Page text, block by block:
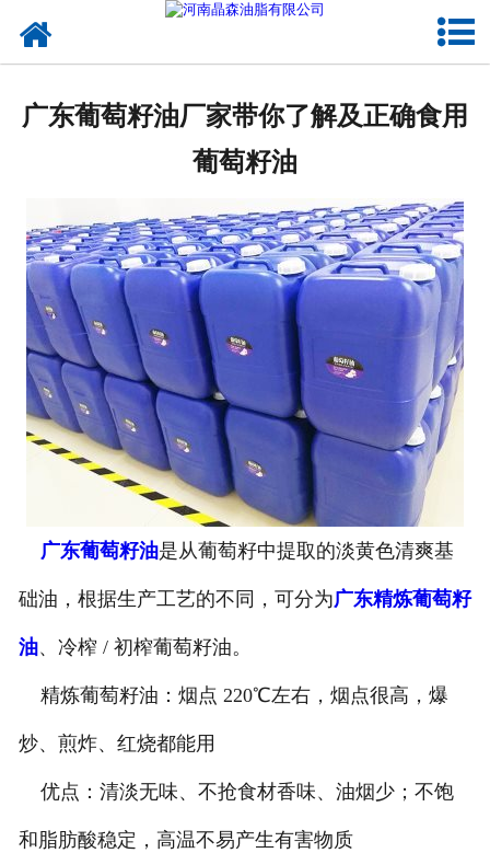
产品中心
新闻资讯
走进晶森
公司官网
广东葡萄籽油厂家带你了解及正确食用
葡萄籽油
广东葡萄籽油是从葡萄籽中提取的淡黄色清爽基
础油，根据生产工艺的不同，可分为广东精炼葡萄籽
油、冷榨 / 初榨葡萄籽油。
精炼葡萄籽油：烟点 220℃左右，烟点很高，爆
炒、煎炸、红烧都能用
优点：清淡无味、不抢食材香味、油烟少；不饱
和脂肪酸稳定，高温不易产生有害物质